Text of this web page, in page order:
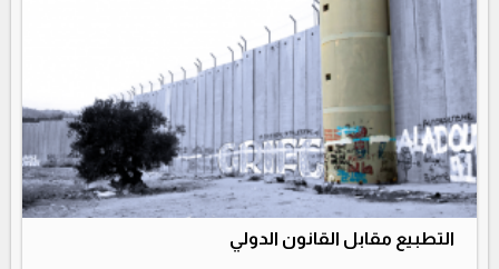
التطبيع مقابل القانون الدولي